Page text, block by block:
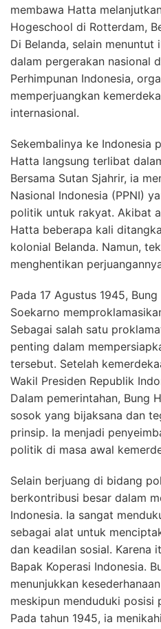
membawa Hatta
Hogeschool di Rotterdam,
Di Belanda, selain
dalam pergerakan nasional
Perhimpunan Indonesia,
memperjuangkan
internasional.
Sekembalinya ke Indonesia
Hatta langsung terlibat
Bersama Sutan Sjahrir, ia
Nasional Indonesia (PPNI)
politik untuk rakyat. Akibat
Hatta beberapa kali
kolonial Belanda. Namun,
menghentikan
Pada 17 Agustus 1945,
Soekarno
Sebagai salah satu
penting dalam
tersebut. Setelah
Wakil Presiden Republik
Dalam pemerintahan, Bung
sosok yang bijaksana dan
prinsip. Ia menjadi
politik di masa awal
Selain berjuang di bidang
berkontribusi besar dalam
Indonesia. Ia sangat
sebagai alat untuk
dan keadilan sosial. Karena
Bapak Koperasi Indonesia.
menunjukkan
meskipun menduduki posisi
Pada tahun 1945, ia